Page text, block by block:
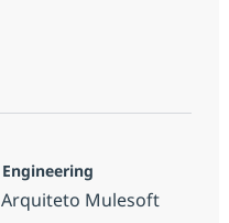
Intelligence Engineer –
Mulesoft